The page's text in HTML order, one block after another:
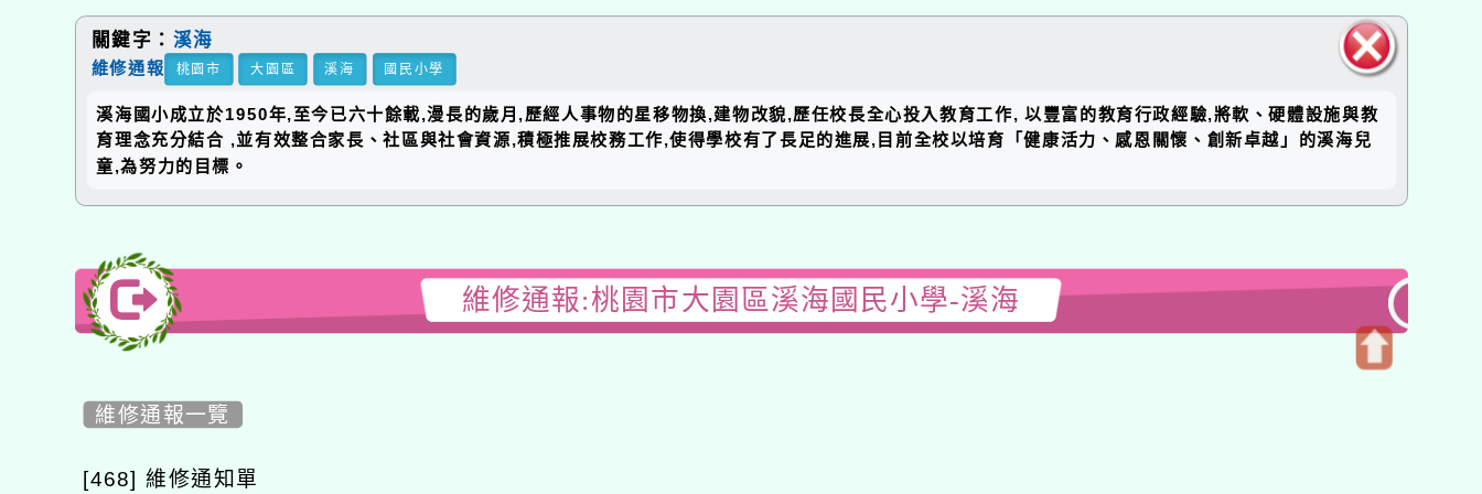
塊
關鍵字： 溪海
維修通報 桃園市 大園區 溪海 國民小學
溪海國小成立於1950年,至今已六十餘載,漫長的歲月,歷經人事物的星移物換,建物改貌,歷任校長全心投入教育工作, 以豐富的教育行政經驗,將軟、硬體設施與教
育理念充分結合 ,並有效整合家長、社區與社會資源,積極推展校務工作,使得學校有了長足的進展,目前全校以培育「健康活力、感恩關懷、創新卓越」的溪海兒
童,為努力的目標。
維修通報:桃園市大園區溪海國民小學-溪海
維修通報一覽
[468] 維修通知單